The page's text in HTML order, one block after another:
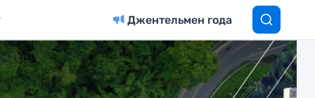
Джентельмен года